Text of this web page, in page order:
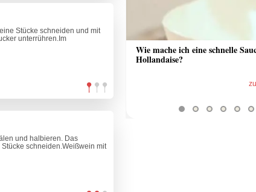
Stücke schneiden und mit
unterrühren.Im
und halbieren. Das
schneiden.Weißwein mit
Wie mache ich eine schnelle
Hollandaise?
zum Video